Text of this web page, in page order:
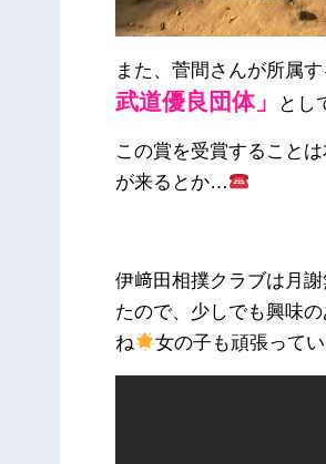
また、菅間さんが所属
武道優良団体」
とし
この賞を受賞すること
が来るとか…
伊﨑田相撲クラブは月
たので、少しでも興味
ね
女の子も頑張ってい